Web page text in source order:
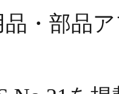
品・部品